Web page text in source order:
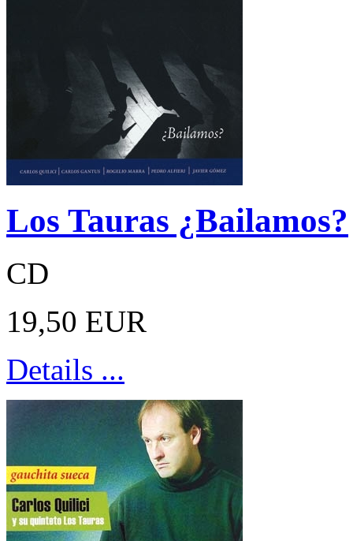
Los Tauras ¿Bailamos?
CD
19,50 EUR
Details ...